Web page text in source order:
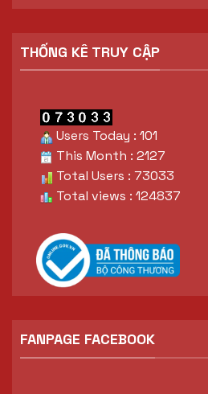
THỐNG KÊ TRUY CẬP
Users Today : 101
This Month : 2127
Total Users : 73033
Total views : 124837
FANPAGE FACEBOOK